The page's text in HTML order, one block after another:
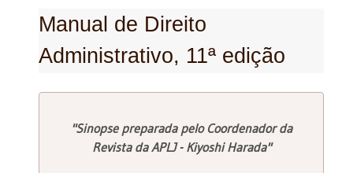
Manual de Direito
Administrativo, 11ª edição
"Sinopse preparada pelo Coordenador da
Revista da APLJ - Kiyoshi Harada"